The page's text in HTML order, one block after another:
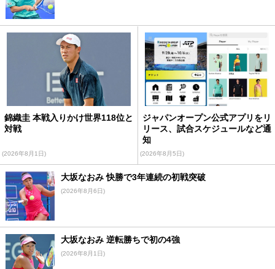
錦織圭 本戦入りかけ世界118位と
対戦
(2026年8月1日)
ジャパンオープン公式アプリをリ
リース、試合スケジュールなど通
知
(2026年8月5日)
大坂なおみ 快勝で3年連続の初戦突破
(2026年8月6日)
大坂なおみ 逆転勝ちで初の4強
(2026年8月1日)